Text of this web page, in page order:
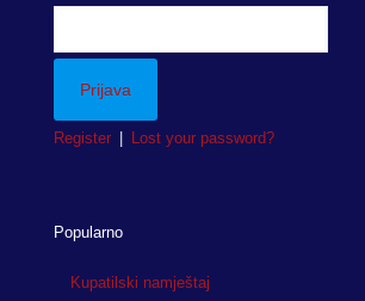
Register Lost your password?
Popularno
Kupatilski namještaj